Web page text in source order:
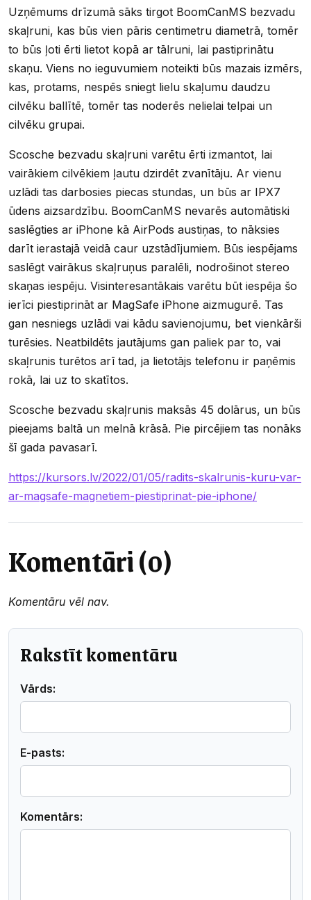
Uzņēmums drīzumā sāks tirgot BoomCanMS bezvadu
skaļruni, kas būs vien pāris centimetru diametrā, tomēr
to būs ļoti ērti lietot kopā ar tālruni, lai pastiprinātu
skaņu. Viens no ieguvumiem noteikti būs mazais izmērs,
kas, protams, nespēs sniegt lielu skaļumu daudzu
cilvēku ballītē, tomēr tas noderēs nelielai telpai un
cilvēku grupai.
Scosche bezvadu skaļruni varētu ērti izmantot, lai
vairākiem cilvēkiem ļautu dzirdēt zvanītāju. Ar vienu
uzlādi tas darbosies piecas stundas, un būs ar IPX7
ūdens aizsardzību. BoomCanMS nevarēs automātiski
saslēgties ar iPhone kā AirPods austiņas, to nāksies
darīt ierastajā veidā caur uzstādījumiem. Būs iespējams
saslēgt vairākus skaļruņus paralēli, nodrošinot stereo
skaņas iespēju. Visinteresantākais varētu būt iespēja šo
ierīci piestiprināt ar MagSafe iPhone aizmugurē. Tas
gan nesniegs uzlādi vai kādu savienojumu, bet vienkārši
turēsies. Neatbildēts jautājums gan paliek par to, vai
skaļrunis turētos arī tad, ja lietotājs telefonu ir paņēmis
rokā, lai uz to skatītos.
Scosche bezvadu skaļrunis maksās 45 dolārus, un būs
pieejams baltā un melnā krāsā. Pie pircējiem tas nonāks
šī gada pavasarī.
https://kursors.lv/2022/01/05/radits-skalrunis-kuru-var-
ar-magsafe-magnetiem-piestiprinat-pie-iphone/
Komentāri (0)
Komentāru vēl nav.
Rakstīt komentāru
Vārds:
E-pasts:
Komentārs: